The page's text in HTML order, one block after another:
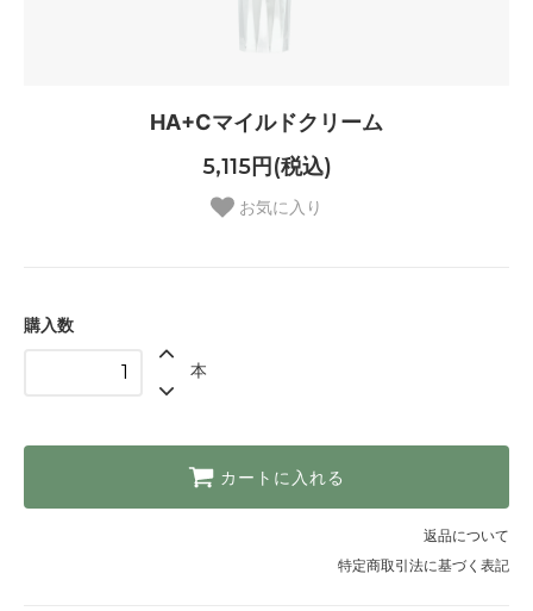
HA+Cマイルドクリーム
5,115円(税込)
お気に入り
購入数
本
カートに入れる
返品について
特定商取引法に基づく表記